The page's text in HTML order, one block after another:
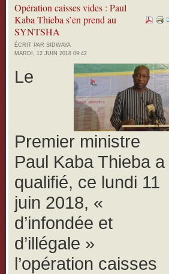
Opération caisses vides : Paul
Kaba Thieba s’en prend au
SYNTSHA
ÉCRIT PAR SIDWAYA
MARDI, 12 JUIN 2018 09:42
Le
Premier ministre
Paul Kaba Thieba a
qualifié, ce lundi 11
juin 2018, «
d’infondée et
d’illégale »
l’opération caisses